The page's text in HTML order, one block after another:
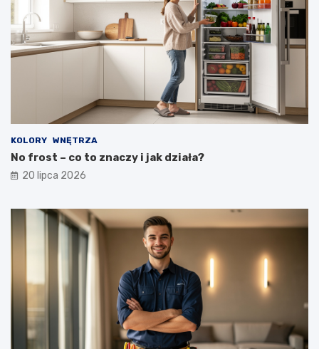
KOLORY WNĘTRZA
No frost – co to znaczy i jak działa?
20 lipca 2026